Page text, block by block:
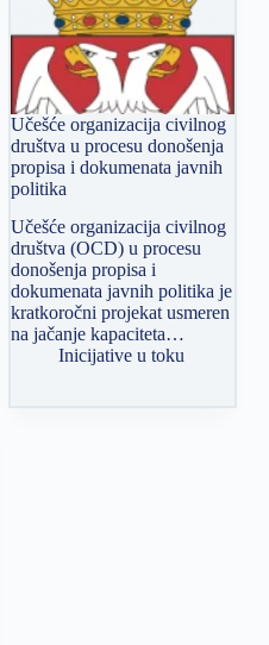
Učešće organizacija civilnog
društva u procesu donošenja
propisa i dokumenata javnih
politika
Učešće organizacija civilnog
društva (OCD) u procesu
donošenja propisa i
dokumenata javnih politika je
kratkoročni projekat usmeren
na jačanje kapaciteta…
Inicijative u toku